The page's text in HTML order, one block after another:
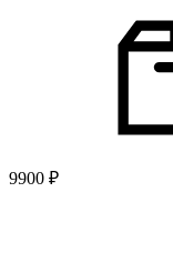
9900 ₽